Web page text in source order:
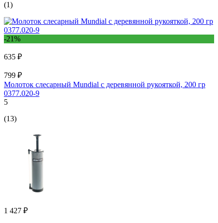
(1)
-21%
635 ₽
799 ₽
Молоток слесарный Mundial с деревянной рукояткой, 200 гр
0377.020-9
5
(13)
1 427 ₽